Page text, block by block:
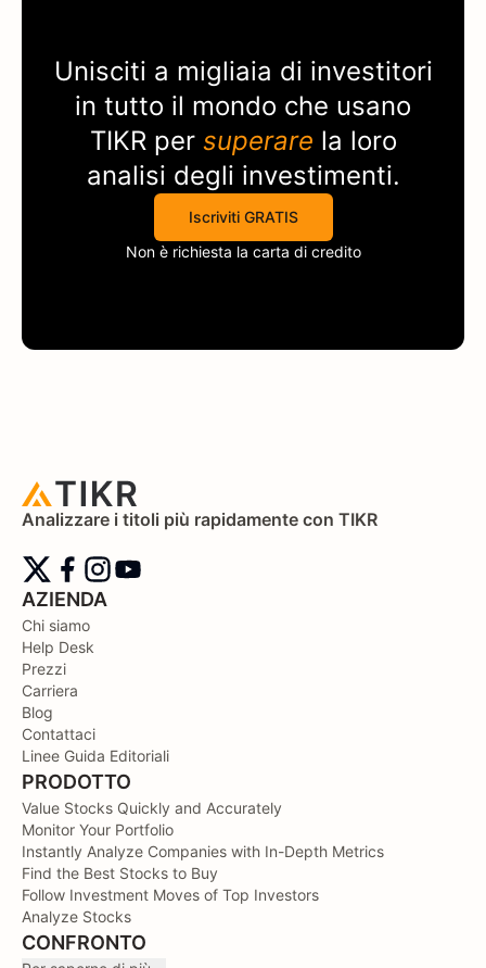
Unisciti a migliaia di investitori
in tutto il mondo che usano
TIKRper superare la loro
analisi degli investimenti.
Iscriviti GRATIS
Non è richiesta la carta di credito
Analizzare i titoli più rapidamente con TIKR
AZIENDA
Chi siamo
Help Desk
Prezzi
Carriera
Blog
Contattaci
Linee Guida Editoriali
PRODOTTO
Value Stocks Quickly and Accurately
Monitor Your Portfolio
Instantly Analyze Companies with In-Depth Metrics
Find the Best Stocks to Buy
Follow Investment Moves of Top Investors
Analyze Stocks
CONFRONTO